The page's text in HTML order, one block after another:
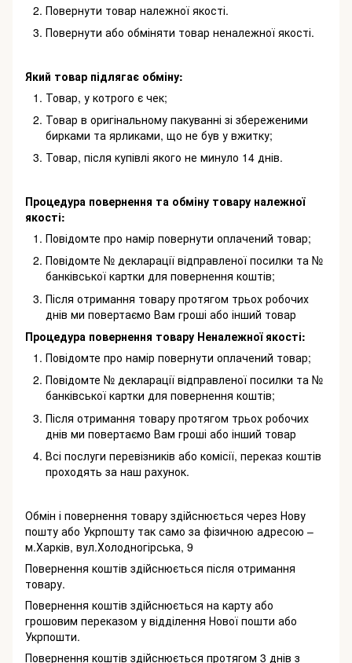
Повернути товар належної якості.
Повернути або обміняти товар неналежної якості.
Який товар підлягає обміну:
Товар, у котрого є чек;
Товар в оригінальному пакуванні зі збереженими
бирками та ярликами, що не був у вжитку;
Товар, після купівлі якого не минуло 14 днів.
Процедура повернення та обміну товару належної
якості:
Повідомте про намір повернути оплачений товар;
Повідомте № декларації відправленої посилки та №
банківської картки для повернення коштів;
Після отримання товару протягом трьох робочих
днів ми повертаємо Вам гроші або інший товар
Процедура повернення товару Неналежної якості:
Повідомте про намір повернути оплачений товар;
Повідомте № декларації відправленої посилки та №
банківської картки для повернення коштів;
Після отримання товару протягом трьох робочих
днів ми повертаємо Вам гроші або інший товар
Всі послуги перевізників або комісії, переказ коштів
проходять за наш рахунок.
Обмін і повернення товару здійснюється через Нову
пошту або Укрпошту так само за фізичною адресою –
м.Харків, вул.Холодногірська, 9
Повернення коштів здійснюється після отримання
товару.
Повернення коштів здійснюється на карту або
грошовим переказом у відділення Нової пошти або
Укрпошти.
Повернення коштів здійснюється протягом 3 днів з